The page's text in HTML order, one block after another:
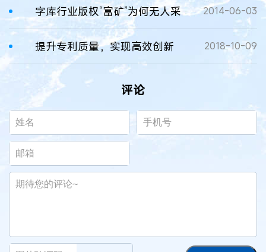
字库行业版权“富矿”为何无人采 2014-06-03
提升专利质量，实现高效创新 2018-10-09
评论